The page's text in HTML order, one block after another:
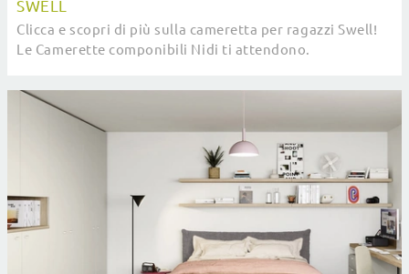
SWELL
Clicca e scopri di più sulla cameretta per ragazzi Swell!
Le Camerette componibili Nidi ti attendono.